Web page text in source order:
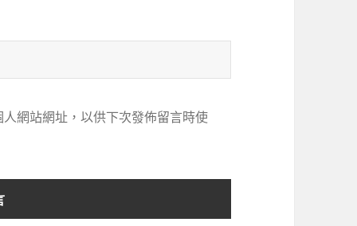
網站網址，以供下次發佈留言時使